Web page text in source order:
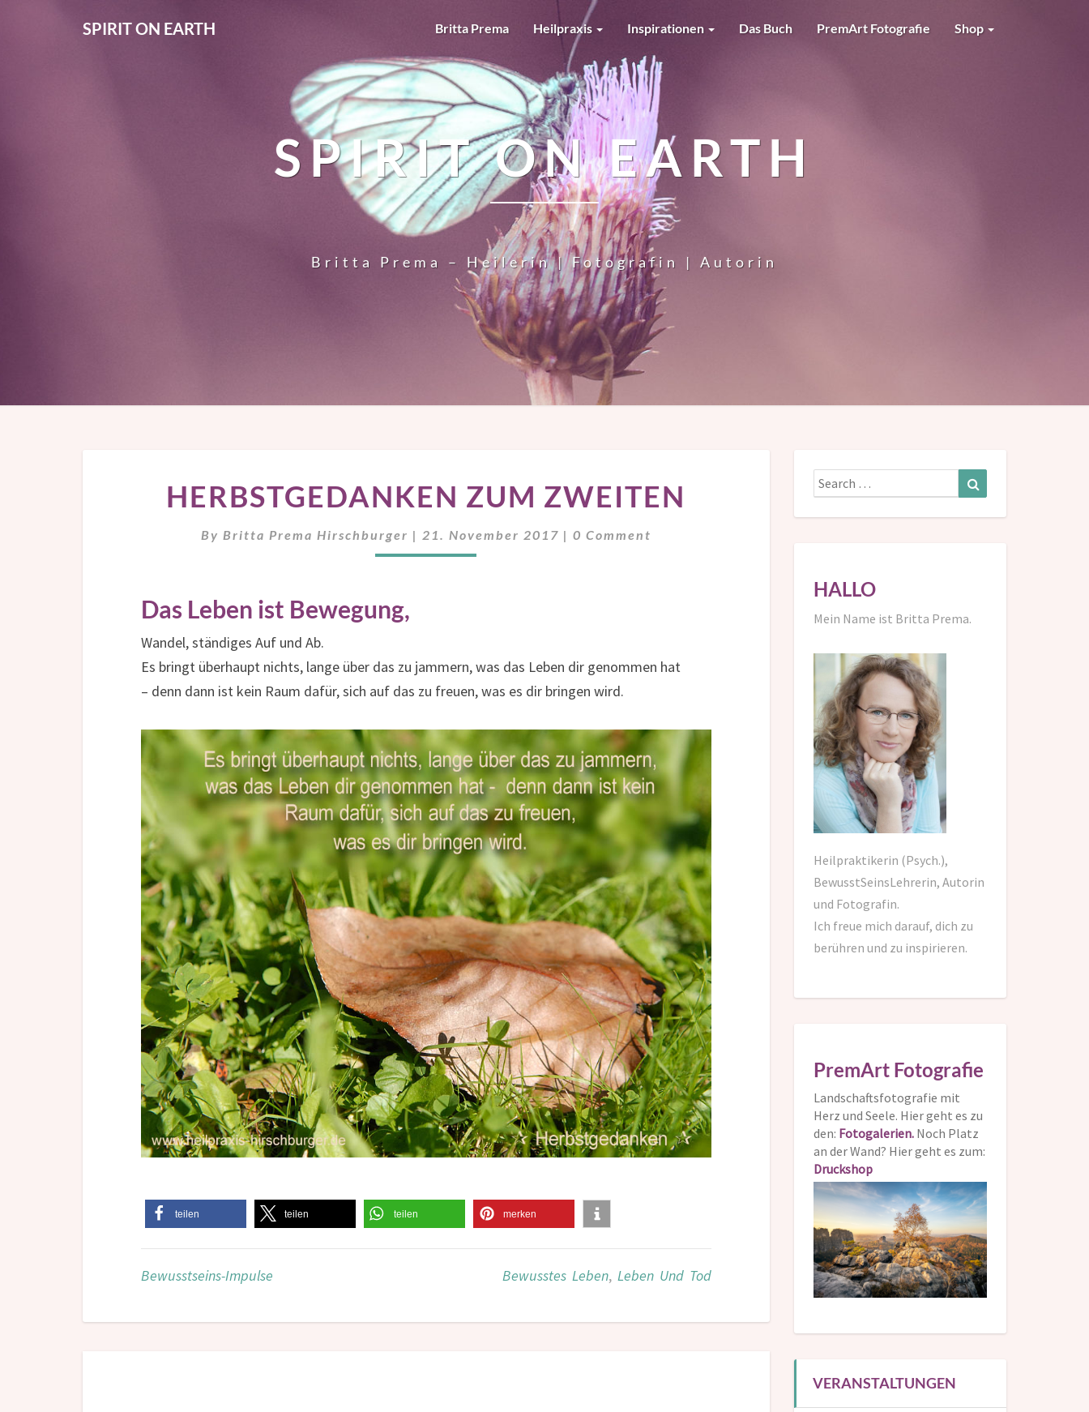
SPIRIT ON EARTH Britta Prema Heilpraxis Inspirationen Das Buch PremArt Fotografie Shop
SPIRIT ON EARTH
Britta Prema – Heilerin | Fotografin | Autorin
ZUM
HERBSTGEDANKEN ZUM ZWEITEN
By Britta Prema Hirschburger | 21. November 2017 | Comments
0 Comment
Das Leben ist Bewegung,
Wandel, ständiges Auf und Ab.
Es bringt überhaupt nichts, lange über das zu jammern, was das Leben dir genommen hat
– denn dann ist kein Raum dafür, sich auf das zu freuen, was es dir bringen wird.
teilen teilen teilen merken
Bewusstseins-Impulse Bewusstes Leben, Leben Und Tod
Search
for:
HALLO
Mein Name ist Britta Prema.
Heilpraktikerin (Psych.),
BewusstSeinsLehrerin, Autorin
und Fotografin.
Ich freue mich darauf, dich zu
berühren und zu inspirieren.
PremArt Fotografie
Landschaftsfotografie mit
Herz und Seele. Hier geht es zu
den: Fotogalerien.Noch Platz
an der Wand? Hier geht es zum:
Druckshop
VERANSTALTUNGEN